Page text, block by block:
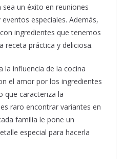
un éxito en reuniones
especiales. Además,
ingredientes que tenemos
receta práctica y deliciosa.
la influencia de la cocina
el amor por los ingredientes
que caracteriza la
raro encontrar variantes en
familia le pone un
especial para hacerla